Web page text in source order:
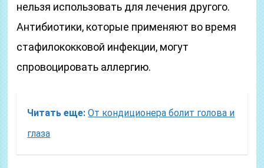
нельзя использовать для лечения другого.
Антибиотики, которые применяют во время
стафилококковой инфекции, могут
спровоцировать аллергию.
Читать еще: От кондиционера болит голова и
глаза